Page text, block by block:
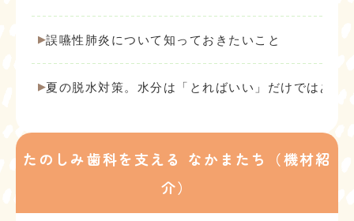
誤嚥性肺炎について知っておきたいこと
夏の脱水対策。水分は「とればいい」だけではあり
たのしみ歯科を支える なかまたち（機材紹
介）